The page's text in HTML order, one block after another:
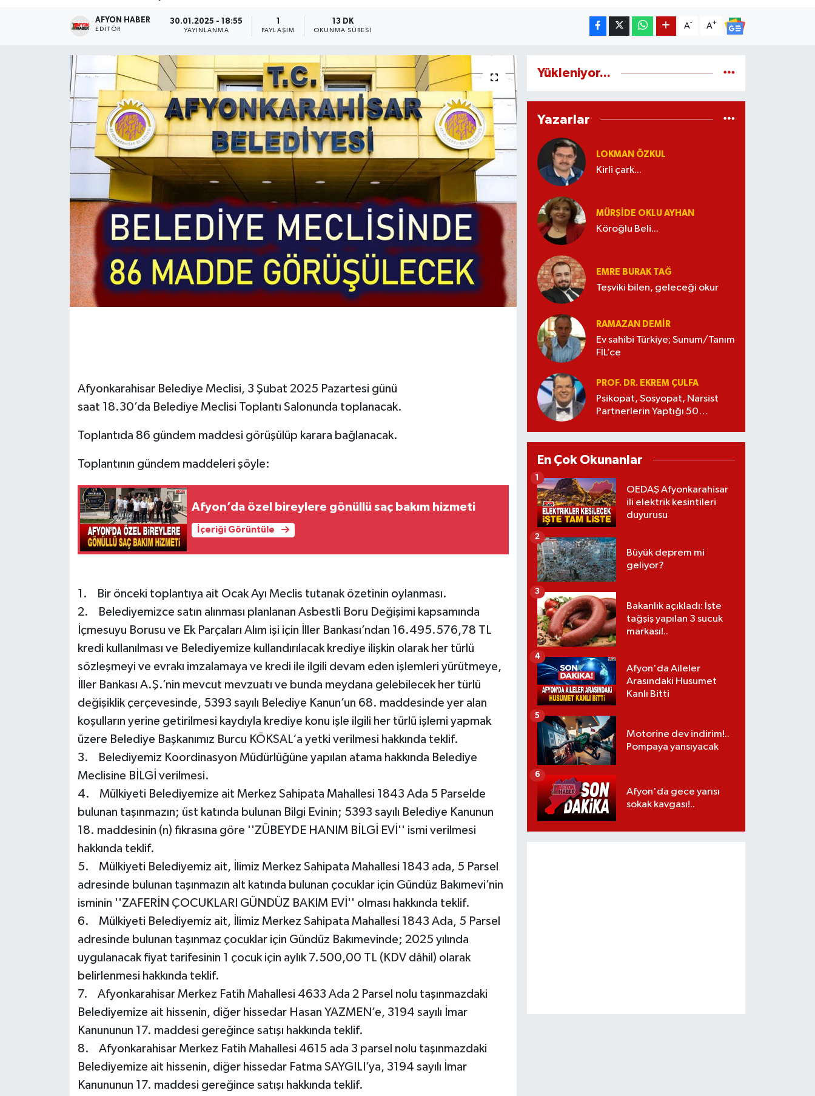
AFYON HABER
EDITÖR
30.01.2025 - 18:55
YAYINLANMA PAYLAŞIM
13 DK
OKUNMA SÜRESI
A- A+
Afyonkarahisar Belediye Meclisi, 3 Şubat 2025 Pazartesi günü
saat 18.30’da Belediye Meclisi Toplantı Salonunda toplanacak.
Toplantıda 86 gündem maddesi görüşülüp karara bağlanacak.
Toplantının gündem maddeleri şöyle:
Afyon’da özel bireylere gönüllü saç bakım hizmeti
İçeriği Görüntüle
1. Bir önceki toplantıya ait Ocak Ayı Meclis tutanak özetinin oylanması.
2. Belediyemizce satın alınması planlanan Asbestli Boru Değişimi kapsamında
İçmesuyu Borusu ve Ek Parçaları Alım işi için İller Bankası’ndan 16.495.576,78 TL
kredi kullanılması ve Belediyemize kullandırılacak krediye ilişkin olarak her türlü
sözleşmeyi ve evrakı imzalamaya ve kredi ile ilgili devam eden işlemleri yürütmeye,
İller Bankası A.Ş.’nin mevcut mevzuatı ve bunda meydana gelebilecek her türlü
değişiklik çerçevesinde, 5393 sayılı Belediye Kanun’un 68. maddesinde yer alan
koşulların yerine getirilmesi kaydıyla krediye konu işle ilgili her türlü işlemi yapmak
üzere Belediye Başkanımız Burcu KÖKSAL‘a yetki verilmesi hakkında teklif.
3. Belediyemiz Koordinasyon Müdürlüğüne yapılan atama hakkında Belediye
Meclisine BİLGİ verilmesi.
4. Mülkiyeti Belediyemize ait Merkez Sahipata Mahallesi 1843 Ada 5 Parselde
bulunan taşınmazın; üst katında bulunan Bilgi Evinin; 5393 sayılı Belediye Kanunun
18. maddesinin (n) fıkrasına göre ''ZÜBEYDE HANIM BİLGİ EVİ'' ismi verilmesi
hakkında teklif.
5. Mülkiyeti Belediyemiz ait, İlimiz Merkez Sahipata Mahallesi 1843 ada, 5 Parsel
adresinde bulunan taşınmazın alt katında bulunan çocuklar için Gündüz Bakımevi’nin
isminin ''ZAFERİN ÇOCUKLARI GÜNDÜZ BAKIM EVİ'' olması hakkında teklif.
6. Mülkiyeti Belediyemiz ait, İlimiz Merkez Sahipata Mahallesi 1843 Ada, 5 Parsel
adresinde bulunan taşınmaz çocuklar için Gündüz Bakımevinde; 2025 yılında
uygulanacak fiyat tarifesinin 1 çocuk için aylık 7.500,00 TL (KDV dâhil) olarak
belirlenmesi hakkında teklif.
7. Afyonkarahisar Merkez Fatih Mahallesi 4633 Ada 2 Parsel nolu taşınmazdaki
Belediyemize ait hissenin, diğer hissedar Hasan YAZMEN’e, 3194 sayılı İmar
Kanununun 17. maddesi gereğince satışı hakkında teklif.
8. Afyonkarahisar Merkez Fatih Mahallesi 4615 ada 3 parsel nolu taşınmazdaki
Belediyemize ait hissenin, diğer hissedar Fatma SAYGILI’ya, 3194 sayılı İmar
Kanununun 17. maddesi gereğince satışı hakkında teklif.
Yükleniyor...
Yazarlar
LOKMAN ÖZKUL
Kirli çark...
MÜRŞIDE OKLU AYHAN
Köroğlu Beli...
EMRE BURAK TAĞ
Teşviki bilen, geleceği okur
RAMAZAN DEMİR
Ev sahibi Türkiye; Sunum/Tanım
FİL’ce
PROF. DR. EKREM ÇULFA
Psikopat, Sosyopat, Narsist
Partnerlerin Yaptığı 50
En Çok Okunanlar
OEDAŞ Afyonkarahisar
ili elektrik kesintileri
duyurusu
1
Büyük deprem mi
geliyor?
2
Bakanlık açıkladı: İşte
tağşiş yapılan 3 sucuk
markası!..
3
Afyon'da Aileler
Arasındaki Husumet
Kanlı Bitti
4
Motorine dev indirim!..
Pompaya yansıyacak
5
Afyon'da gece yarısı
sokak kavgası!..
6
Magazin